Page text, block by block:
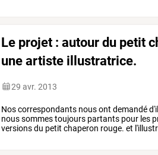
Le projet : autour du petit
une artiste illustratrice.
29 avr. 2013
Noscorrespondants nousont demandé
noussommestoujours partants pour les
versionsdu petit chaperon rouge. et